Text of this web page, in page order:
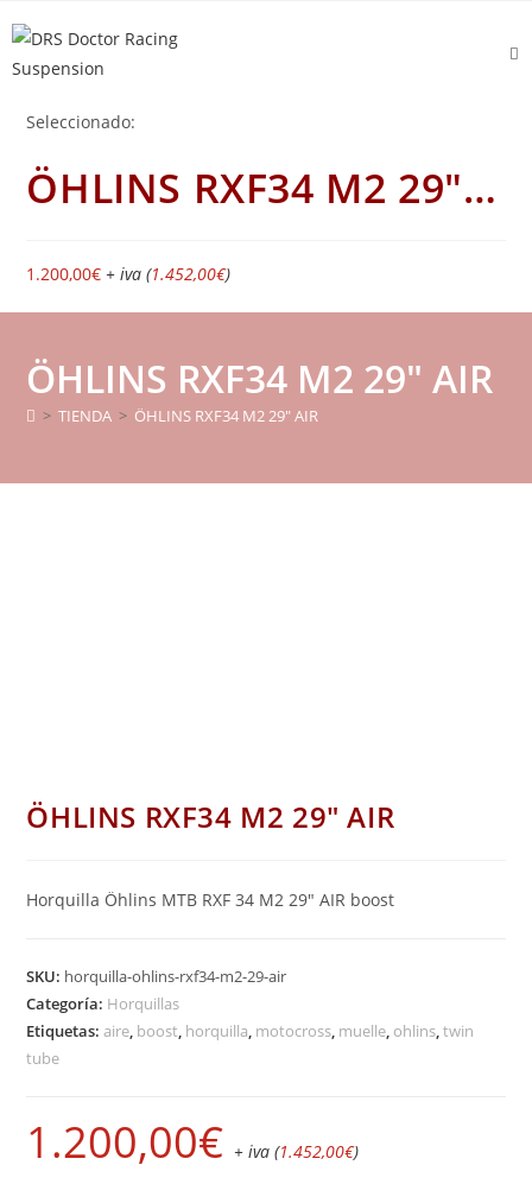
al
contenido
Seleccionado:
ÖHLINS RXF34 M2 29"…
1.200,00€ + iva (1.452,00€)
ÖHLINS RXF34 M2 29″ AIR
> TIENDA > ÖHLINS RXF34 M2 29″ AIR
ÖHLINS RXF34 M2 29″ AIR
Horquilla Öhlins MTB RXF 34 M2 29″ AIR boost
SKU: horquilla-ohlins-rxf34-m2-29-air
Categoría: Horquillas
Etiquetas:aire, boost, horquilla, motocross, muelle, ohlins,twin
tube
1.200,00€ + iva (1.452,00€)